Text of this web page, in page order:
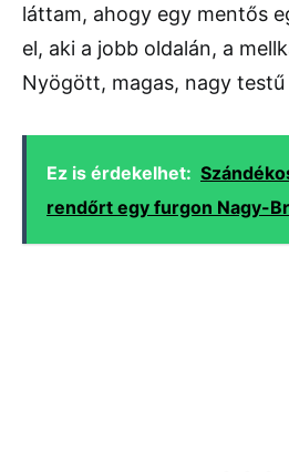
láttam, ahogy egy mentős
el, aki a jobb oldalán, a
Nyögött, magas, nagy
Ez is érdekelhet:
rendőrt egy furgon Nagy-